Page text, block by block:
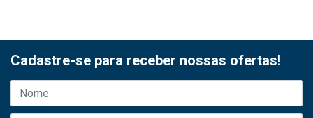
Cadastre-se para receber nossas ofertas!